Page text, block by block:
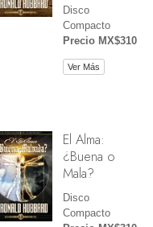
Disco
Compacto
Precio MX$310
Ver Más
El Alma:
¿Buena o
Mala?
Disco
Compacto